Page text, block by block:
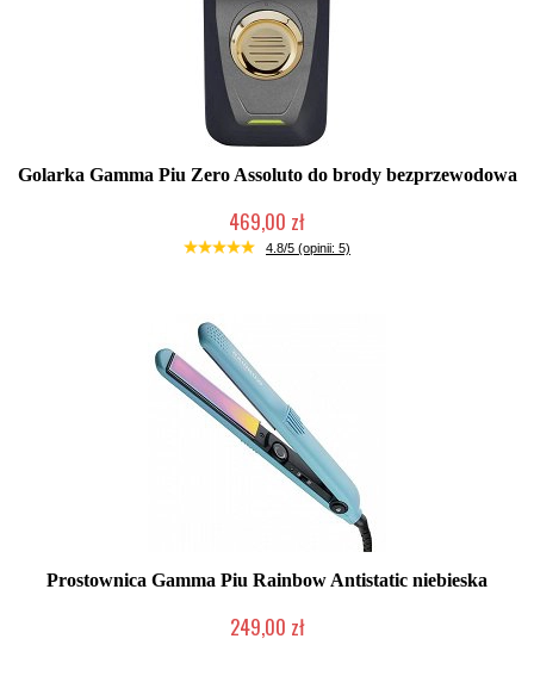
Golarka Gamma Piu Zero Assoluto do brody bezprzewodowa
469,00 zł
Duża ilość (wysyłka w 24h)
4.8/5 (opinii: 5)
Prostownica Gamma Piu Rainbow Antistatic niebieska
249,00 zł